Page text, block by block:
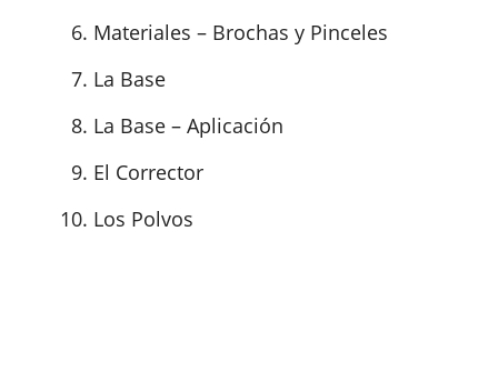
Materiales – Brochas y Pinceles
La Base
La Base – Aplicación
El Corrector
Los Polvos